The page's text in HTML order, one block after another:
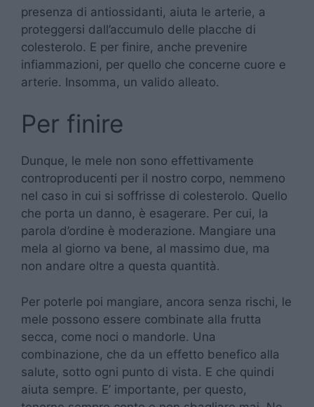
presenza di antiossidanti, aiuta le arterie, a
proteggersi dall’accumulo delle placche di
colesterolo. E per finire, anche prevenire
infiammazioni, per quello che concerne cuore e
arterie. Insomma, un valido alleato.
Per finire
Dunque, le mele non sono effettivamente
controproducenti per il nostro corpo, nemmeno
nel caso in cui si soffrisse di colesterolo. Quello
che porta un danno, è esagerare. Per cui, la
parola d’ordine è moderazione. Mangiare una
mela al giorno va bene, al massimo due, ma
non andare oltre a questa quantità.
Per poterle poi mangiare, ancora senza rischi, le
mele possono essere combinate alla frutta
secca, come noci o mandorle. Una
combinazione, che da un effetto benefico alla
salute, sotto ogni punto di vista. E che quindi
aiuta sempre. E’ importante, per questo,